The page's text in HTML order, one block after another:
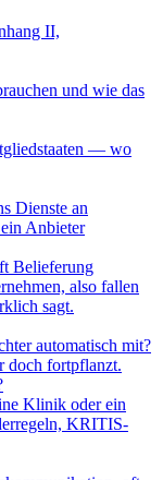
II,
und wie das
— wo
Dienste an
Anbieter
Belieferung
also fallen
sagt.
automatisch mit?
doch fortpflanzt.
Klinik oder ein
KRITIS-